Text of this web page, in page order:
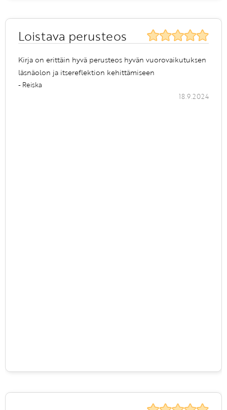
Loistava perusteos
Kirja on erittäin hyvä perusteos hyvän vuorovaikutuksen
läsnäolon ja itsereflektion kehittämiseen
- Reiska
18.9.2024